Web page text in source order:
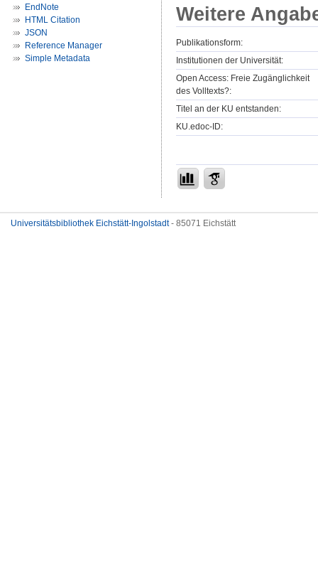
EndNote
HTML Citation
JSON
Reference Manager
Simple Metadata
Weitere
Publikationsform:
Institutionen der Universität:
Open Access: Freie Zugänglichkeit
des Volltexts?:
Titel an der KU entstanden:
KU.edoc-ID:
Universitätsbibliothek Eichstätt-Ingolstadt- 85071 Eichstätt